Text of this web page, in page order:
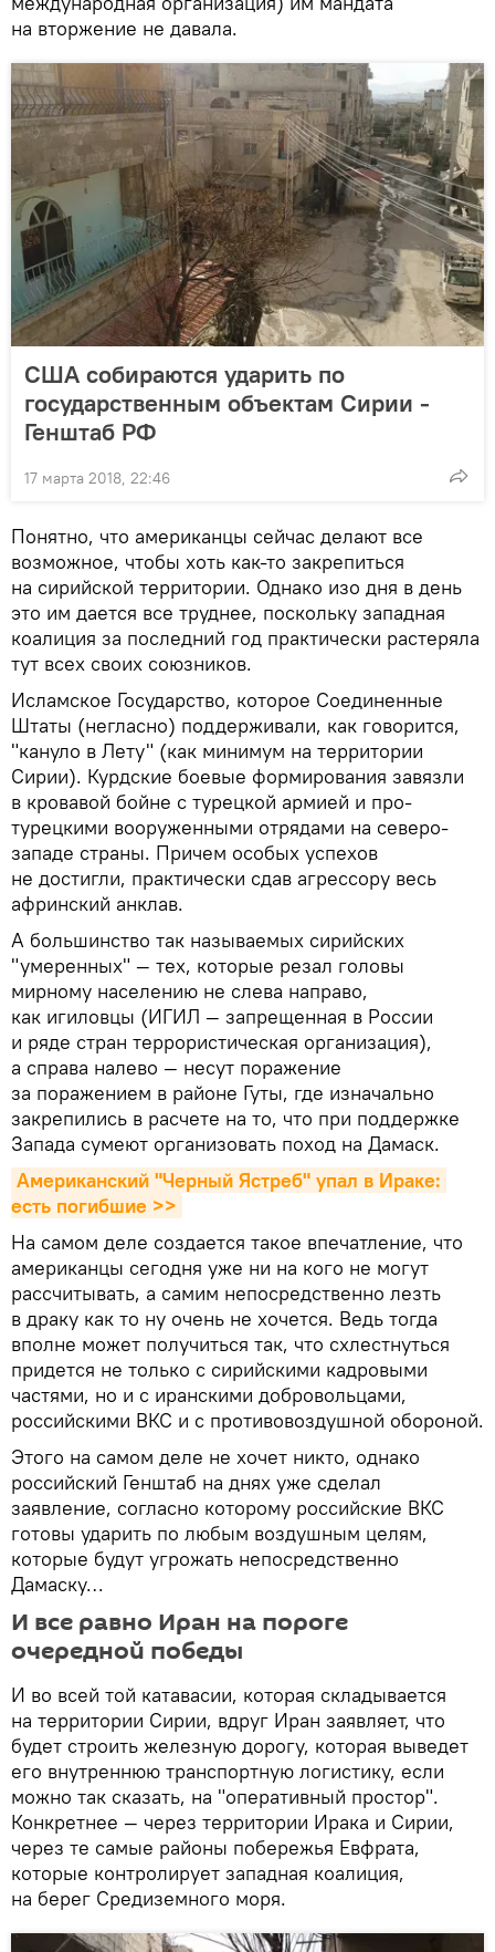
на вторжение не давала.
США собираются ударить по
государственным объектам Сирии -
Генштаб РФ
17 марта 2018, 22:46
Понятно, что американцы сейчас делают все
возможное, чтобы хоть как-то закрепиться
на сирийской территории. Однако изо дня в день
это им дается все труднее, поскольку западная
коалиция за последний год практически растеряла
тут всех своих союзников.
Исламское Государство, которое Соединенные
Штаты (негласно) поддерживали, как говорится,
"кануло в Лету" (как минимум на территории
Сирии). Курдские боевые формирования завязли
в кровавой бойне с турецкой армией и про-
турецкими вооруженными отрядами на северо-
западе страны. Причем особых успехов
не достигли, практически сдав агрессору весь
афринский анклав.
А большинство так называемых сирийских
"умеренных" — тех, которые резал головы
мирному населению не слева направо,
как игиловцы (ИГИЛ — запрещенная в России
и ряде стран террористическая организация),
а справа налево — несут поражение
за поражением в районе Гуты, где изначально
закрепились в расчете на то, что при поддержке
Запада сумеют организовать поход на Дамаск.
Американский "Черный Ястреб" упал в Ираке:
есть погибшие >>
На самом деле создается такое впечатление, что
американцы сегодня уже ни на кого не могут
рассчитывать, а самим непосредственно лезть
в драку как то ну очень не хочется. Ведь тогда
вполне может получиться так, что схлестнуться
придется не только с сирийскими кадровыми
частями, но и с иранскими добровольцами,
российскими ВКС и с противовоздушной обороной.
Этого на самом деле не хочет никто, однако
российский Генштаб на днях уже сделал
заявление, согласно которому российские ВКС
готовы ударить по любым воздушным целям,
которые будут угрожать непосредственно
Дамаску…
И все равно Иран на пороге
очередной победы
И во всей той катавасии, которая складывается
на территории Сирии, вдруг Иран заявляет, что
будет строить железную дорогу, которая выведет
его внутреннюю транспортную логистику, если
можно так сказать, на "оперативный простор".
Конкретнее — через территории Ирака и Сирии,
через те самые районы побережья Евфрата,
которые контролирует западная коалиция,
на берег Средиземного моря.